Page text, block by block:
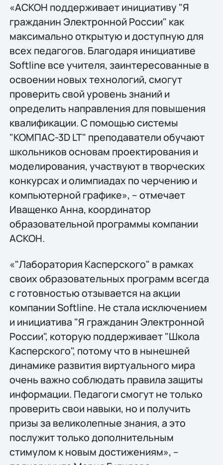
«АСКОН поддерживает инициативу "Я
гражданин Электронной России" как
максимально открытую и доступную для
всех педагогов. Благодаря инициативе
Softline все учителя, заинтересованные в
освоении новых технологий, смогут
проверить свой уровень знаний и
определить направления для повышения
квалификации. С помощью системы
"КОМПАС-3D LT" преподаватели обучают
школьников основам проектирования и
моделирования, участвуют в творческих
конкурсах и олимпиадах по черчению и
компьютерной графике», – отмечает
Иващенко Анна, координатор
образовательной программы компании
АСКОН.
«"Лаборатория Касперского" в рамках
своих образовательных программ всегда
с готовностью отзывается на акции
компании Softline. Не стала исключением
и инициатива "Я гражданин Электронной
России", которую поддерживает "Школа
Касперского", потому что в нынешней
динамике развития виртуального мира
очень важно соблюдать правила защиты
информации. Педагоги смогут не только
проверить свои навыки, но и получить
призы за великолепные знания, а это
послужит только дополнительным
стимулом к новым достижениям», –